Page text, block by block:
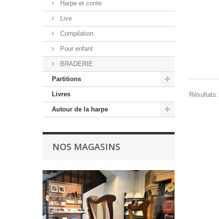
Harpe et conte
Live
Compilation
Pour enfant
BRADERIE
Partitions
Livres
Autour de la harpe
NOS MAGASINS
Résultats